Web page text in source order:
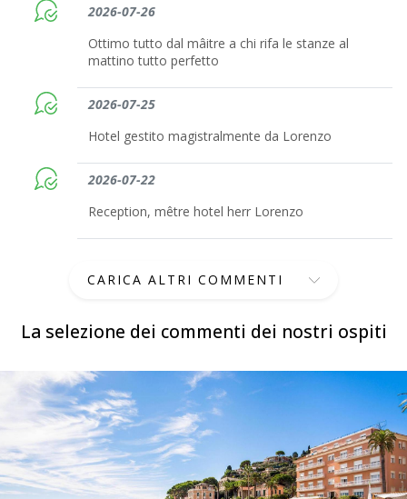
La selezione dei commenti dei nostri ospiti
2026-07-26
Ottimo tutto dal mâitre a chi rifa le stanze al
mattino tutto perfetto
2026-07-25
Hotel gestito magistralmente da Lorenzo
2026-07-22
Reception, mêtre hotel herr Lorenzo
CARICA ALTRI COMMENTI